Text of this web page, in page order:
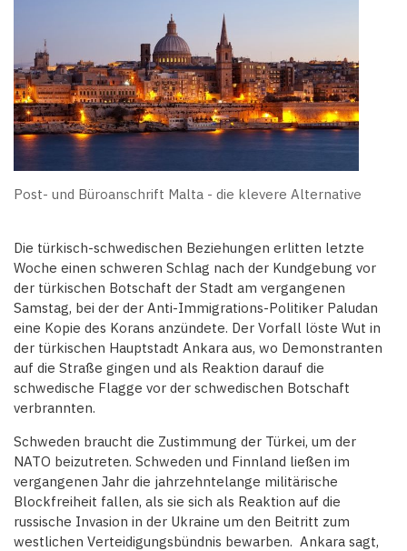
Post- und Büroanschrift Malta - die klevere Alternative
Die türkisch-schwedischen Beziehungen erlitten letzte
Woche einen schweren Schlag nach der Kundgebung vor
der türkischen Botschaft der Stadt am vergangenen
Samstag, bei der der Anti-Immigrations-Politiker Paludan
eine Kopie des Korans anzündete. Der Vorfall löste Wut in
der türkischen Hauptstadt Ankara aus, wo Demonstranten
auf die Straße gingen und als Reaktion darauf die
schwedische Flagge vor der schwedischen Botschaft
verbrannten.
Schweden braucht die Zustimmung der Türkei, um der
NATO beizutreten. Schweden und Finnland ließen im
vergangenen Jahr die jahrzehntelange militärische
Blockfreiheit fallen, als sie sich als Reaktion auf die
russische Invasion in der Ukraine um den Beitritt zum
westlichen Verteidigungsbündnis bewarben. Ankara sagt,